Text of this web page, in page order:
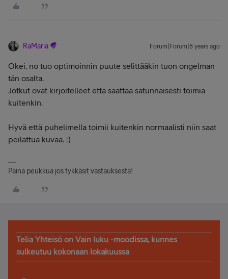
RaMaria Forum|Forum|8 years ago
Okei, no tuo optimoinnin puute selittääkin tuon ongelman
tän osalta.
Jotkut ovat kirjoitelleet että saattaa satunnaisesti toimia
kuitenkin.
Hyvä että puhelimella toimii kuitenkin normaalisti niin saat
peilattua kuvaa. :)
Paina peukkua jos tykkäsit vastauksesta!
Telia Yhteisö on Vain luku -moodissa, kunnes
sulkeutuu kokonaan lokakuussa